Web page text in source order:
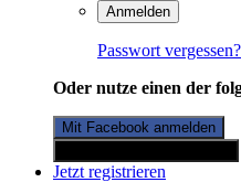
Anmelden
Passwort vergessen?
Oder nutze einen der
Mit Facebook anmelden
Jetzt registrieren